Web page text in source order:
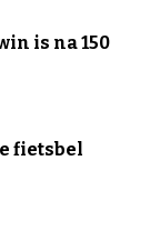
is na 150
fietsbel